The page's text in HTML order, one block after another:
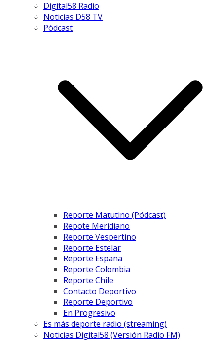
Digital58 Radio
Noticias D58 TV
Pódcast
Reporte Matutino (Pódcast)
Repote Meridiano
Reporte Vespertino
Reporte Estelar
Reporte España
Reporte Colombia
Reporte Chile
Contacto Deportivo
Reporte Deportivo
En Progresivo
Es más deporte radio (streaming)
Noticias Digital58 (Versión Radio FM)